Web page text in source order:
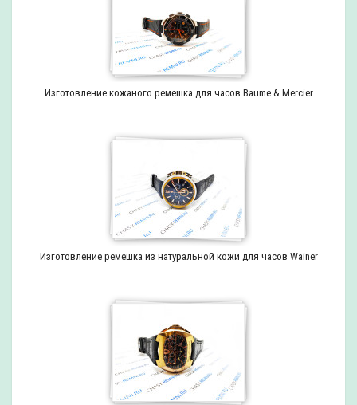
Изготовление кожаного ремешка для часов Baume & Mercier
Изготовление ремешка из натуральной кожи для часов Wainer